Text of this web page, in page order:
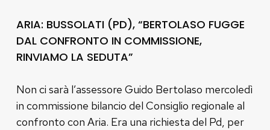
ARIA: BUSSOLATI (PD), “BERTOLASO FUGGE
DAL CONFRONTO IN COMMISSIONE,
RINVIAMO LA SEDUTA”
Non ci sarà l’assessore Guido Bertolaso mercoledì
in commissione bilancio del Consiglio regionale al
confronto con Aria. Era una richiesta del Pd, per